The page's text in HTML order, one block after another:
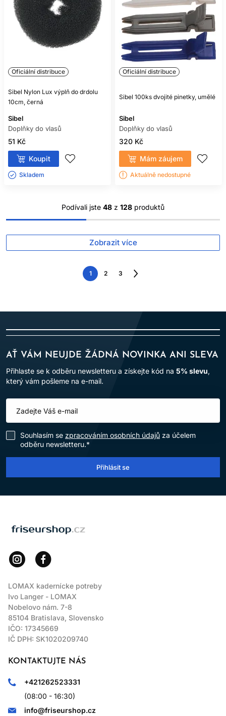
Oficiální distribuce
Sibel Nylon Lux výplň do drdolu
10cm, černá
Sibel
Doplňky do vlasů
51 Kč
Koupit
Skladem ㅤ
Oficiální distribuce
Sibel 100ks dvojité pinetky, umělé
Sibel
Doplňky do vlasů
320 Kč
Mám záujem
Aktuálně nedostupné
Podívali jste 48 z 128 produktů
Zobrazit více
1 2 3
Následující
AŤ VÁM NEUJDE ŽÁDNÁ NOVINKA ANI SLEVA
Přihlaste se k odběru newsletteru a získejte kód na 5% slevu,
který vám pošleme na e-mail.
Souhlasím se zpracováním osobních údajů za účelem
odběru newsletteru.*
Přihlásit se
LOMAX kadernícke potreby
Ivo Langer - LOMAX
Nobelovo nám. 7-8
85104 Bratislava, Slovensko
IČO: 17345669
IČ DPH: SK1020209740
KONTAKTUJTE NÁS
+421262523331
(08:00 - 16:30)
info@friseurshop.cz